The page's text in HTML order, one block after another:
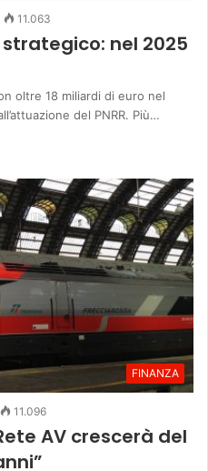
11.063
nel 2025
oltre 18 miliardi di euro nel
del PNRR. Più…
FINANZA
11.096
AV crescerà del